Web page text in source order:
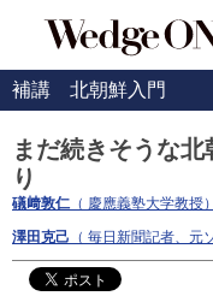
補講 北朝鮮入門
まだ続きそうな
り
礒﨑敦仁 （ 慶應義塾大学教授）
澤田克己 （ 毎日新聞記者、元